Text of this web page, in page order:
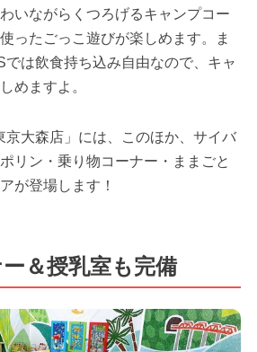
いながらくつろげるキャンプコー
ったごっこ遊びが楽しめます。ま
では飲食持ち込み自由なので、キャ
めますよ。
京大森店」には、このほか、サイバ
リン・乗り物コーナー・ままごと
が登場します！
＆授乳室も完備